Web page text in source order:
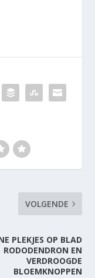
VOLGENDE
PLEKJES OP BLAD
RODODENDRON EN
VERDROOGDE
BLOEMKNOPPEN